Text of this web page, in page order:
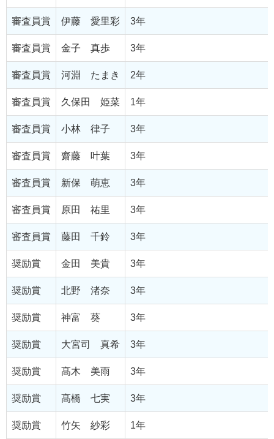
審査員賞 伊藤 愛里彩 3年
審査員賞 金子 真歩 3年
審査員賞 河淵 たまき 2年
審査員賞 久保田 姫菜 1年
審査員賞 小林 律子 3年
審査員賞 齋藤 叶葉 3年
審査員賞 新保 萌恵 3年
審査員賞 原田 祐里 3年
審査員賞 藤田 千鈴 3年
奨励賞 金田 美貴 3年
奨励賞 北野 渚奈 3年
奨励賞 神富 葵 3年
奨励賞 大宮司 真希 3年
奨励賞 髙木 美雨 3年
奨励賞 髙橋 七実 3年
奨励賞 竹矢 紗彩 1年